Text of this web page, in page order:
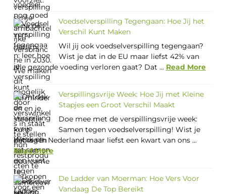
Voedselverspilling Tegengaan: Hoe Jij het
Verschil Kunt Maken
Wil jij ook voedselverspilling tegengaan?
Wist je dat in de EU maar liefst 42% van
alle gezonde voeding verloren gaat? Dat ... Read More
Verspillingsvrije Week: Hoe Jij met Kleine
Stapjes een Groot Verschil Maakt
Doe mee met de verspillingsvrije week:
Samen tegen voedselverspilling! Wist je
dat we in Nederland maar liefst een kwart van ons ...
Read More
De Ladder van Moerman: Hoe Vers Voor
Vandaag De Top Bereikt